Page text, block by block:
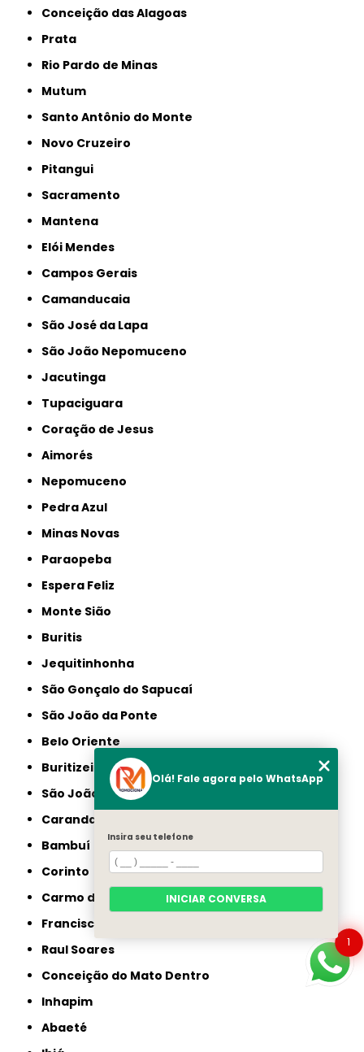
Conceição das Alagoas
Prata
Rio Pardo de Minas
Mutum
Santo Antônio do Monte
Novo Cruzeiro
Pitangui
Sacramento
Mantena
Elói Mendes
Campos Gerais
Camanducaia
São José da Lapa
São João Nepomuceno
Jacutinga
Tupaciguara
Coração de Jesus
Aimorés
Nepomuceno
Pedra Azul
Minas Novas
Paraopeba
Espera Feliz
Monte Sião
Buritis
Jequitinhonha
São Gonçalo do Sapucaí
São João da Ponte
Belo Oriente
Buritizeiro
São João do Paraíso
Carandaí
Bambuí
Corinto
Carmo do Cajuru
Francisco Sá
Raul Soares
Conceição do Mato Dentro
Inhapim
Abaeté
1
Olá! Fale agora pelo WhatsApp
Insira seu telefone
INICIAR CONVERSA